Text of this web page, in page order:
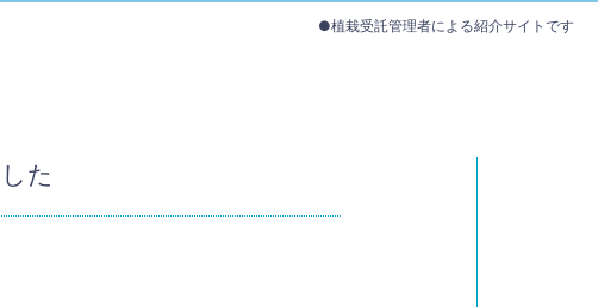
●植栽受託管理者による紹介サイトです
た